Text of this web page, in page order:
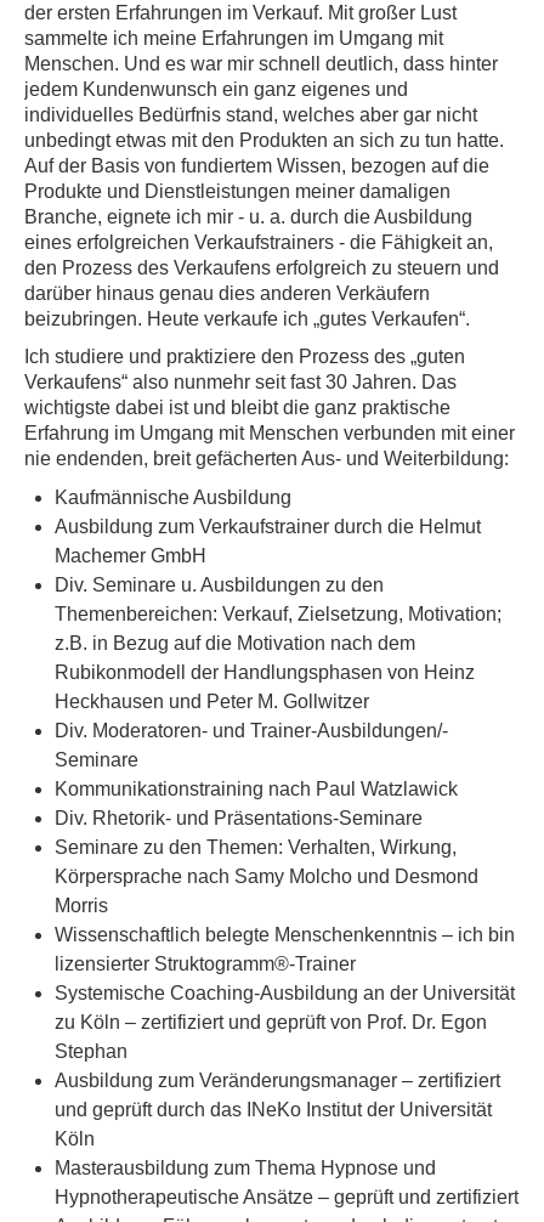
der ersten Erfahrungen im Verkauf. Mit großer Lust
sammelte ich meine Erfahrungen im Umgang mit
Menschen. Und es war mir schnell deutlich, dass hinter
jedem Kundenwunsch ein ganz eigenes und
individuelles Bedürfnis stand, welches aber gar nicht
unbedingt etwas mit den Produkten an sich zu tun hatte.
Auf der Basis von fundiertem Wissen, bezogen auf die
Produkte und Dienstleistungen meiner damaligen
Branche, eignete ich mir - u. a. durch die Ausbildung
eines erfolgreichen Verkaufstrainers - die Fähigkeit an,
den Prozess des Verkaufens erfolgreich zu steuern und
darüber hinaus genau dies anderen Verkäufern
beizubringen. Heute verkaufe ich „gutes Verkaufen“.
Ich studiere und praktiziere den Prozess des „guten
Verkaufens“ also nunmehr seit fast 30 Jahren. Das
wichtigste dabei ist und bleibt die ganz praktische
Erfahrung im Umgang mit Menschen verbunden mit einer
nie endenden, breit gefächerten Aus- und Weiterbildung:
Kaufmännische Ausbildung
Ausbildung zum Verkaufstrainer durch die Helmut
Machemer GmbH
Div. Seminare u. Ausbildungen zu den
Themenbereichen: Verkauf, Zielsetzung, Motivation;
z.B. in Bezug auf die Motivation nach dem
Rubikonmodell der Handlungsphasen von Heinz
Heckhausen und Peter M. Gollwitzer
Div. Moderatoren- und Trainer-Ausbildungen/-
Seminare
Kommunikationstraining nach Paul Watzlawick
Div. Rhetorik- und Präsentations-Seminare
Seminare zu den Themen: Verhalten, Wirkung,
Körpersprache nach Samy Molcho und Desmond
Morris
Wissenschaftlich belegte Menschenkenntnis – ich bin
lizensierter Struktogramm®-Trainer
Systemische Coaching-Ausbildung an der Universität
zu Köln – zertifiziert und geprüft von Prof. Dr. Egon
Stephan
Ausbildung zum Veränderungsmanager – zertifiziert
und geprüft durch das INeKo Institut der Universität
Köln
Masterausbildung zum Thema Hypnose und
Hypnotherapeutische Ansätze – geprüft und zertifiziert